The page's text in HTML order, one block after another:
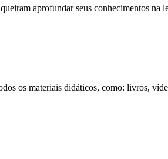
aprofundar seus conhecimentos na
os materiais didáticos, como: livros,